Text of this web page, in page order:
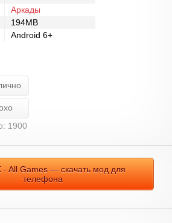
Аркады
194MB
Android 6+
1900
- All Games — скачать мод для
телефона